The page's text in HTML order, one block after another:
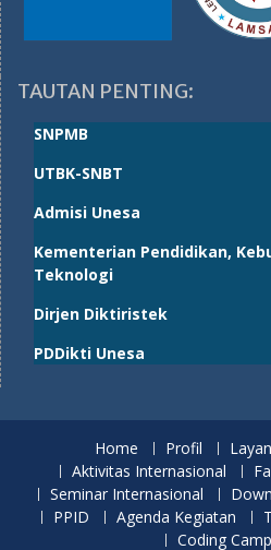
TAUTAN PENTING:
SNPMB
UTBK-SNBT
Admisi Unesa
Kementerian Pendidikan,
Teknologi
Dirjen Diktiristek
PDDikti Unesa
Home Profil
Aktivitas Internasional
Seminar Internasional
PPID
Agenda Kegiatan
Coding